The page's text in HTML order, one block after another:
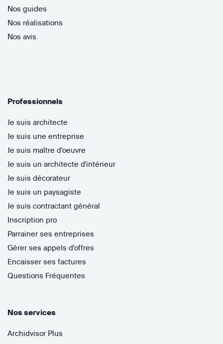
Nos guides
Nos réalisations
Nos avis
Professionnels
Je suis architecte
Je suis une entreprise
Je suis maître d'oeuvre
Je suis un architecte d'intérieur
Je suis décorateur
Je suis un paysagiste
Je suis contractant général
Inscription pro
Parrainer ses entreprises
Gérer ses appels d'offres
Encaisser ses factures
Questions Fréquentes
Nos services
Archidvisor Plus